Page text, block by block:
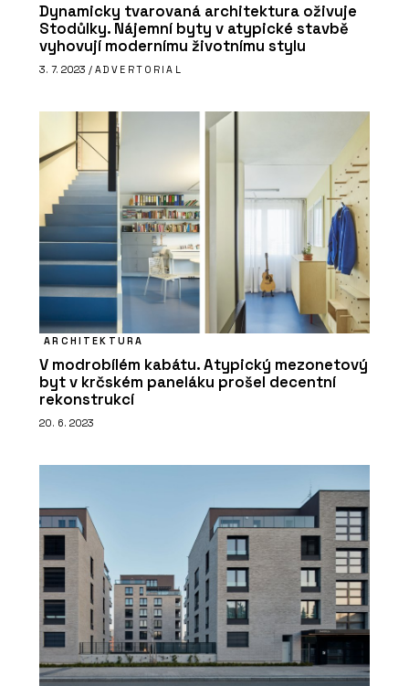
Dynamicky tvarovaná architektura oživuje
Stodůlky. Nájemní byty v atypické stavbě
vyhovují modernímu životnímu stylu
3. 7. 2023 / ADVERTORIAL
ARCHITEKTURA
V modrobílém kabátu. Atypický mezonetový
byt v krčském paneláku prošel decentní
rekonstrukcí
20. 6. 2023